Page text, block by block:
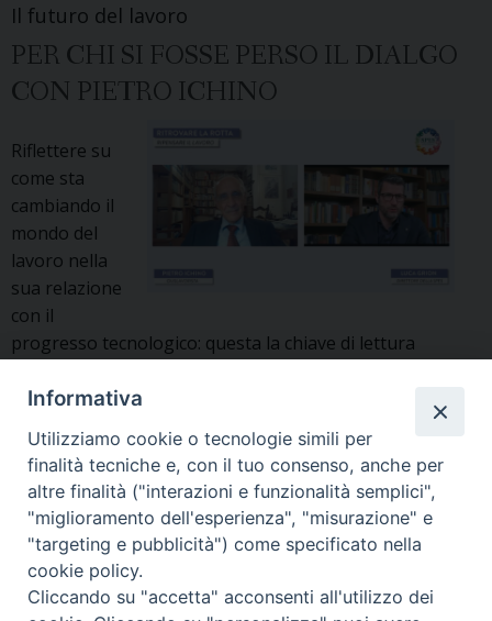
Ichino
Il futuro del lavoro
PER CHI SI FOSSE PERSO IL DIALGO
CON PIETRO ICHINO
Riflettere su
come sta
cambiando il
mondo del
lavoro nella
sua relazione
con il
progresso tecnologico: questa la chiave di lettura
Pietro Ichino. In tempi così confusi è essenziale
mestieri, ma molti altri ne sono nati”. Le macchine si
sono sostituite e si sostituiranno all’uomo liberandolo
dalla fatica eccessiva, permettendo alle … Continua a
leggerePer
chi
si
fosse
»
Informativa
Utilizziamo cookie o tecnologie simili per
finalità tecniche e, con il tuo consenso, anche per
altre finalità ("interazioni e funzionalità semplici",
"miglioramento dell'esperienza", "misurazione" e
"targeting e pubblicità") come specificato nella
cookie policy.
Cliccando su "accetta" acconsenti all'utilizzo dei